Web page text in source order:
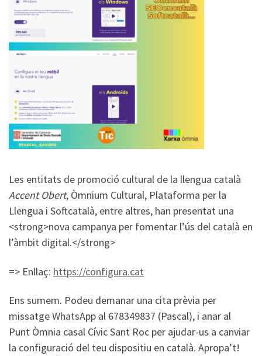
Les entitats de promoció cultural de la llengua català
Accent Obert, Òmnium Cultural, Plataforma per la
Llengua i Softcatalà, entre altres, han presentat una
<strong>nova campanya per fomentar l’ús del català en
l’àmbit digital.</strong>
=> Enllaç: https://configura.cat
Ens sumem. Podeu demanar una cita prèvia per
missatge WhatsApp al 678349837 (Pascal), i anar al
Punt Òmnia casal Cívic Sant Roc per ajudar-us a canviar
la configuració del teu dispositiu en català. Apropa’t!